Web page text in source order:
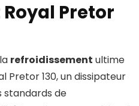
Pretor
refroidissement ultime
Pretor 130, un dissipateur
standards de